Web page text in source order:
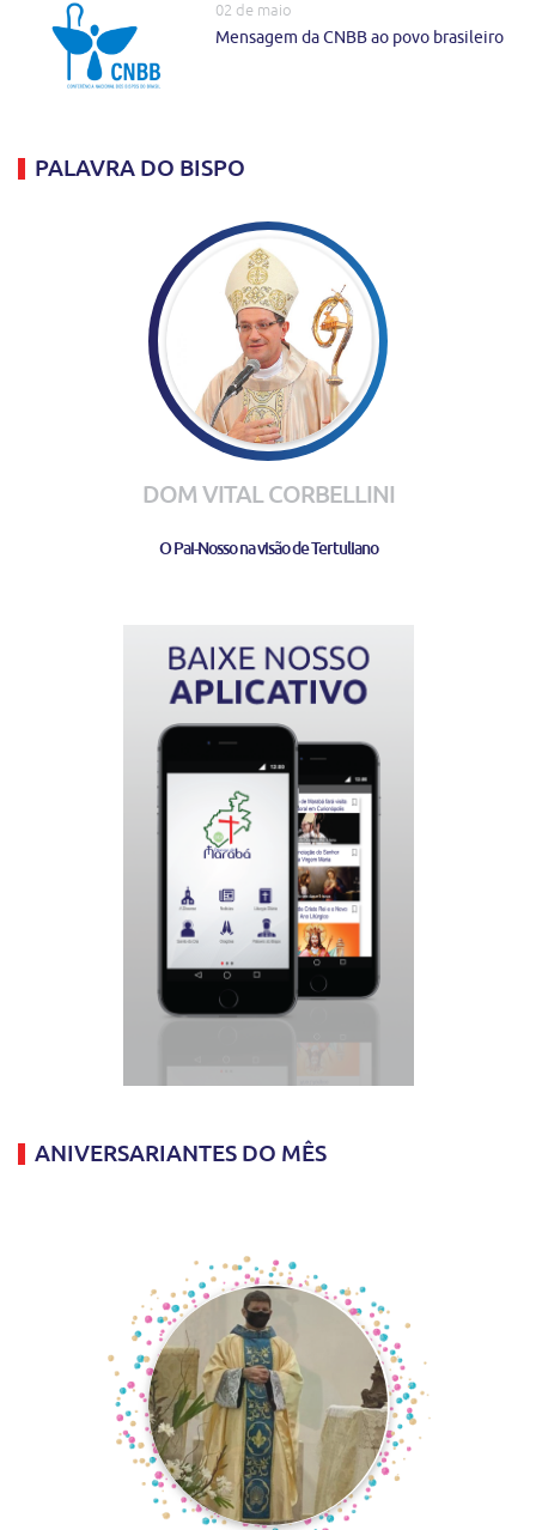
02 de maio
Mensagem da CNBB ao povo brasileiro
PALAVRA DO BISPO
DOM VITAL CORBELLINI
O Pai-Nosso na visão de Tertuliano
BAIXE NOSSO
APLICATIVO
ANIVERSARIANTES DO MÊS